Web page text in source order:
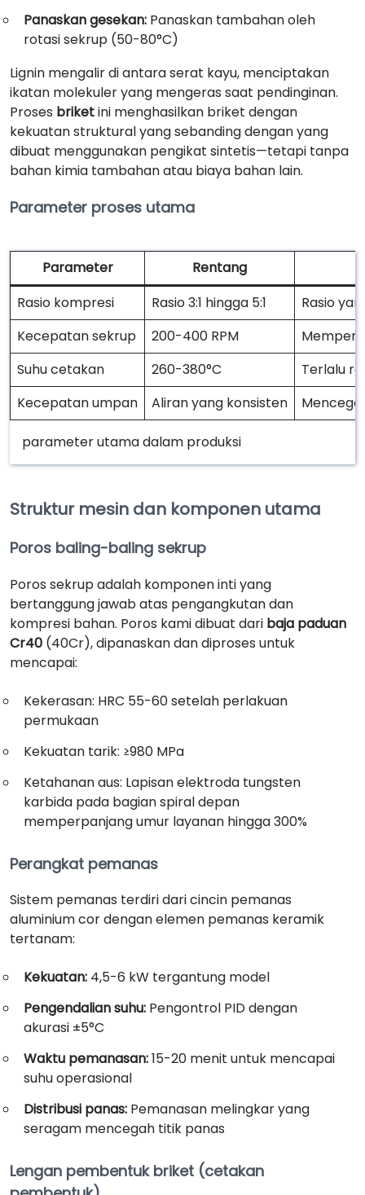
Panaskan gesekan: Panaskan tambahan oleh
rotasi sekrup (50-80°C)
Lignin mengalir di antara serat kayu, menciptakan
ikatan molekuler yang mengeras saat pendinginan.
Proses briketini menghasilkan briket dengan
kekuatan struktural yang sebanding dengan yang
dibuat menggunakan pengikat sintetis—tetapi tanpa
bahan kimia tambahan atau biaya bahan lain.
Parameter proses utama
Parameter
Rentang
Rasio kompresi
Rasio 3:1 hingga 5:1
Rasio
Kecepatan sekrup
200-400 RPM
Suhu cetakan
260-380°C
Terlalu
Kecepatan umpan
Aliran yang konsisten
parameter utama dalam produksi
Struktur mesin dan komponen utama
Poros baling-baling sekrup
Poros sekrup adalah komponen inti yang
bertanggung jawab atas pengangkutan dan
kompresi bahan. Poros kami dibuat dari baja paduan
Cr40 (40Cr), dipanaskan dan diproses untuk
mencapai:
Kekerasan: HRC 55-60 setelah perlakuan
permukaan
Kekuatan tarik: ≥980 MPa
Ketahanan aus: Lapisan elektroda tungsten
karbida pada bagian spiral depan
memperpanjang umur layanan hingga 300%
Perangkat pemanas
Sistem pemanas terdiri dari cincin pemanas
aluminium cor dengan elemen pemanas keramik
tertanam:
Kekuatan: 4,5-6 kW tergantung model
Pengendalian suhu: Pengontrol PID dengan
akurasi ±5°C
Waktu pemanasan:15-20 menit untuk mencapai
suhu operasional
Distribusi panas: Pemanasan melingkar yang
seragam mencegah titik panas
Lengan pembentuk briket (cetakan